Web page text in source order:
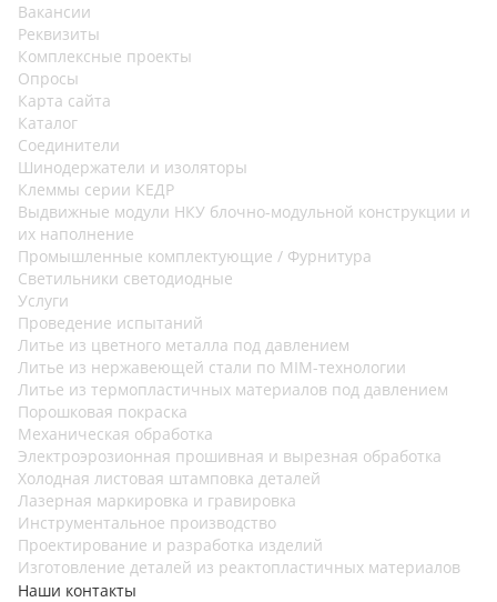
Вакансии
Реквизиты
Комплексные проекты
Опросы
Карта сайта
Каталог
Соединители
Шинодержатели и изоляторы
Клеммы серии КЕДР
Выдвижные модули НКУ блочно-модульной конструкции и
их наполнение
Промышленные комплектующие / Фурнитура
Светильники светодиодные
Услуги
Проведение испытаний
Литье из цветного металла под давлением
Литье из нержавеющей стали по MIM-технологии
Литье из термопластичных материалов под давлением
Порошковая покраска
Механическая обработка
Электроэрозионная прошивная и вырезная обработка
Холодная листовая штамповка деталей
Лазерная маркировка и гравировка
Инструментальное производство
Проектирование и разработка изделий
Изготовление деталей из реактопластичных материалов
Наши контакты